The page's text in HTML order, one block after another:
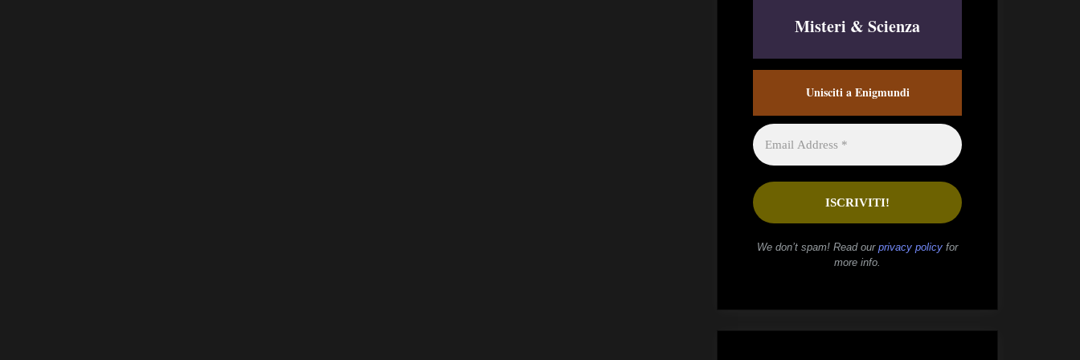
Misteri & Scienza
Unisciti a Enigmundi
We don’t spam! Read our privacy policy for
more info.